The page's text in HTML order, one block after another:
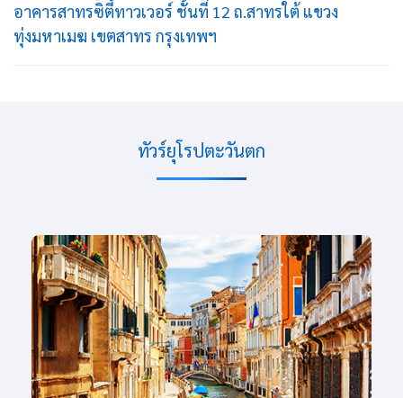
อาคารสาทรซิตี้ทาวเวอร์ ชั้นที่ 12 ถ.สาทรใต้ แขวง
ทุ่งมหาเมฆ เขตสาทร กรุงเทพฯ
ทัวร์ยุโรปตะวันตก